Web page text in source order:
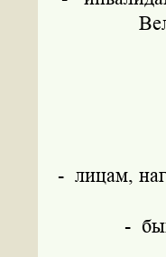
- лицам,
-